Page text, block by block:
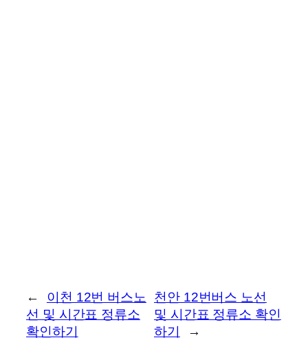
←
이천 12번 버스노
선 및 시간표 정류소
확인하기
천안 12번버스 노선
및 시간표 정류소 확인
하기
→